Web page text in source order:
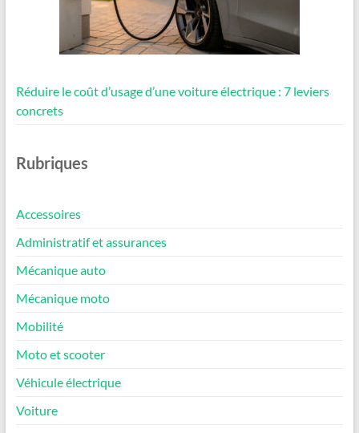
Réduire le coût d’usage d’une voiture électrique : 7 leviers
concrets
Rubriques
Accessoires
Administratif et assurances
Mécanique auto
Mécanique moto
Mobilité
Moto et scooter
Véhicule électrique
Voiture